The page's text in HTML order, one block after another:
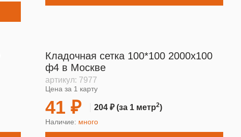
Кладочная сетка 100*100 2000х100
ф4 в Москве
артикул: 7977
Цена за 1 карту
41 ₽ 204 ₽(за 1 метр2)
Наличие: много